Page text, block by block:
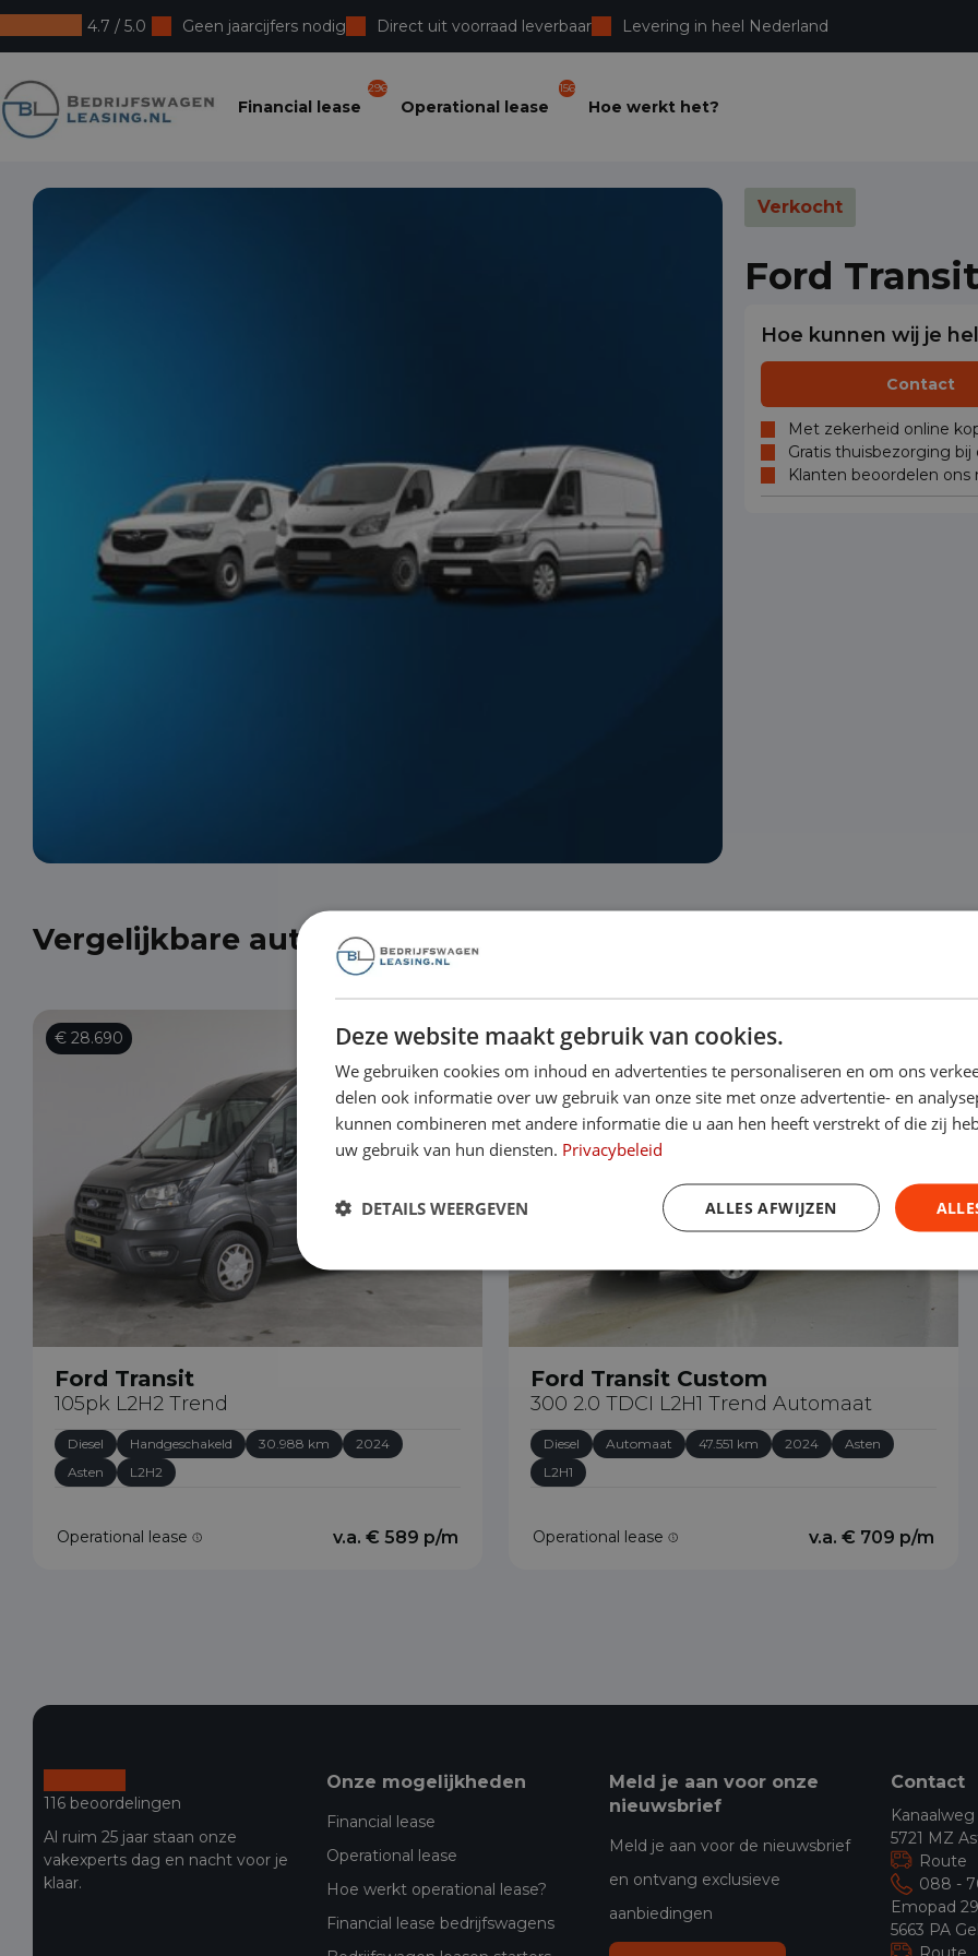
4.7 / 5.0 Geen jaarcijfers nodig Direct uit voorraad leverbaar Levering in heel Nederland
Bedrijfswagenleasing
Financial lease
296
Operational lease
156
Hoe werkt het?
Verkocht
Ford
Hoe kunnen wij je
Contact
Met zekerheid online
Gratis thuisbezorging bij
Klanten beoordelen
Vergelijkbare auto's uit onze voorraad
€ 28.690
Ford Transit
105pk L2H2 Trend
Diesel Handgeschakeld 30.988 km
2024
Asten
L2H2
Operational lease v.a. € 589 p/m
€ 28.990
Ford Transit Custom
300 2.0 TDCI L2H1 Trend Automaat
Diesel Automaat 47.551 km 2024
Asten
L2H1
Operational lease v.a. € 709 p/m
116 beoordelingen
Al ruim 25 jaar staan onze
vakexperts dag en nacht voor je
klaar.
Onze mogelijkheden
Financial lease
Operational lease
Hoe werkt operational lease?
Financial lease bedrijfswagens
Meld je aan voor onze
nieuwsbrief
Meld je aan voor de nieuwsbrief
en ontvang exclusieve
aanbiedingen
Contact
5721 MZ
Route
088 -
Emopad
5663 PA
Deze website maakt gebruik van cookies.
We gebruiken cookies om inhoud en advertenties te personaliseren en om ons
delen ook informatie over uw gebruik van onze site met onze advertentie- en
kunnen combineren met andere informatie die u aan hen heeft verstrekt of die zij
uw gebruik van hun diensten. Privacybeleid
ALLES AFWIJZEN
DETAILS WEERGEVEN